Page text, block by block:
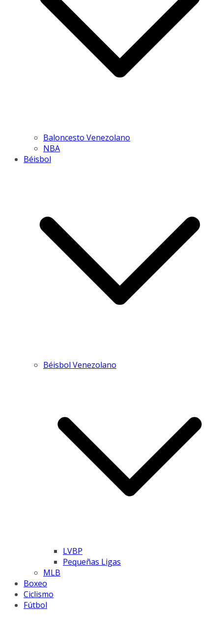
Baloncesto Venezolano
NBA
Béisbol
Béisbol Venezolano
LVBP
Pequeñas Ligas
MLB
Boxeo
Ciclismo
Fútbol